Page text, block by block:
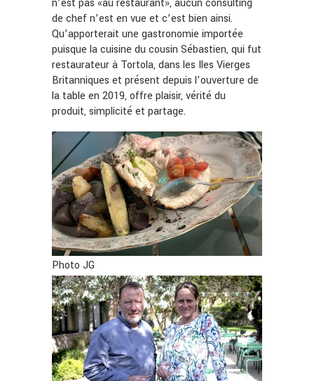
n’est pas «au restaurant», aucun consulting
de chef n’est en vue et c’est bien ainsi.
Qu’apporterait une gastronomie importée
puisque la cuisine du cousin Sébastien, qui fut
restaurateur à Tortola, dans les Iles Vierges
Britanniques et présent depuis l’ouverture de
la table en 2019, offre plaisir, vérité du
produit, simplicité et partage.
Photo JG